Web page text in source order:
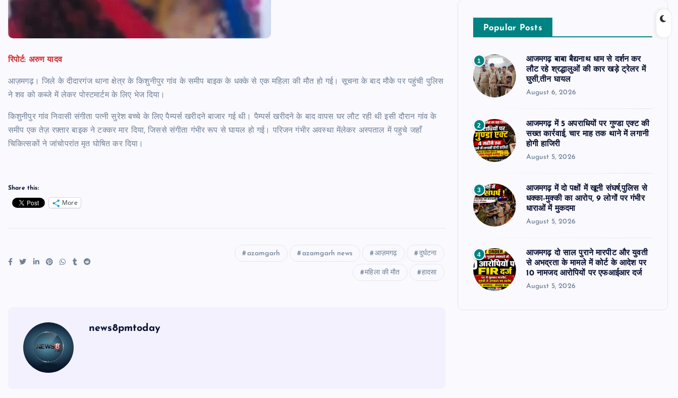
रिपोर्ट: अरुण यादव
आज़मगढ़। जिले के दीदारगंज थाना क्षेत्र के किशुनीपुर गांव के समीप बाइक के धक्के से एक महिला की मौत हो गई। सूचना के बाद मौके पर पहुंची पुलिस
ने शव को कब्जे में लेकर पोस्टमार्टम के लिए भेज दिया।
किशुनीपुर गांव निवासी संगीता पत्नी सुरेश बच्चे के लिए पैम्पर्स खरीदने बाजार गई थी। पैम्पर्स खरीदने के बाद वापस घर लौट रही थी इसी दौरान गांव के
समीप एक तेज़ रफ़्तार बाइक ने टक्कर मार दिया, जिससे संगीता गंभीर रूप से घायल हो गई। परिजन गंभीर अवस्था मेंलेकर अस्पताल में पहुचे जहाँ
चिकित्सकों ने जांचोपरांत मृत घोषित कर दिया।
Share this:
More
azamgarh azamgarh news आज़मगढ़ दुर्घटना
महिला की मौत हादसा
news8pmtoday
Popular Posts
1
आजमगढ़ बाबा बैद्यनाथ धाम से दर्शन कर
लौट रहे श्रद्धालुओं की कार खड़े ट्रेलर में
घुसी,तीन घायल
August 6, 2026
2
आजमगढ़ में 5 अपराधियों पर गुण्डा एक्ट की
सख्त कार्रवाई, चार माह तक थाने में लगानी
होगी हाजिरी
August 5, 2026
3
आजमगढ़ में दो पक्षों में खूनी संघर्ष,पुलिस से
धक्का-मुक्की का आरोप, 9 लोगों पर गंभीर
धाराओं में मुकदमा
August 5, 2026
4
आजमगढ़ दो साल पुराने मारपीट और युवती
से अभद्रता के मामले में कोर्ट के आदेश पर
10 नामजद आरोपियों पर एफआईआर दर्ज
August 5, 2026